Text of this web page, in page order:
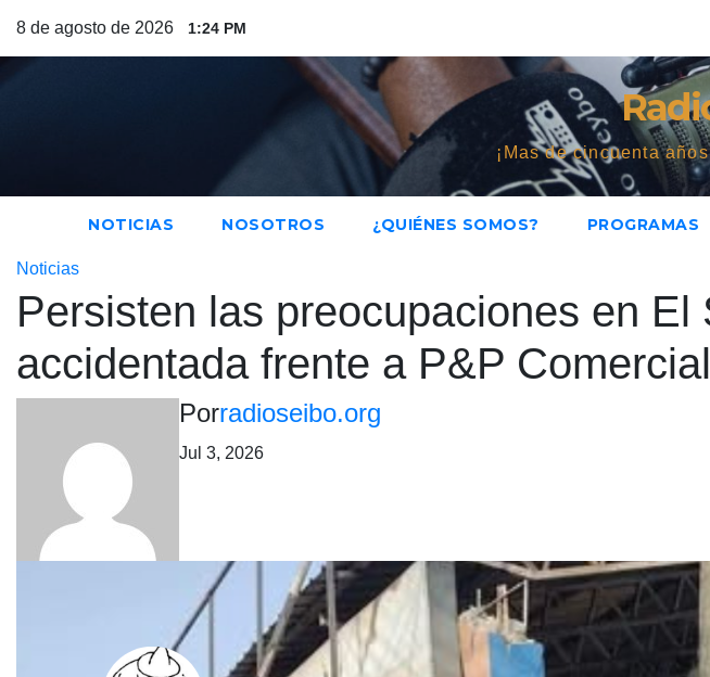
8 de agosto de 2026 1:24 PM
¡Mas de cincuenta
NOTICIAS NOSOTROS ¿QUIÉNES SOMOS? PROGRAMAS
Noticias
Persisten las preocupaciones en El
accidentada frente a P&P Comercial
Porradioseibo.org
Jul 3, 2026